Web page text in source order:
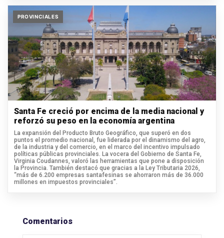
PROVINCIALES
Santa Fe creció por encima de la media nacional y
reforzó su peso en la economía argentina
La expansión del Producto Bruto Geográfico, que superó en dos
puntos el promedio nacional, fue liderada por el dinamismo del agro,
de la industria y del comercio, en el marco del incentivo impulsado
políticas públicas provinciales. La vocera del Gobierno de Santa Fe,
Virginia Coudannes, valoró las herramientas que pone a disposición
la Provincia. También destacó que gracias a la Ley Tributaria 2026,
“más de 6.200 empresas santafesinas se ahorraron más de 36.000
millones en impuestos provinciales”.
Comentarios